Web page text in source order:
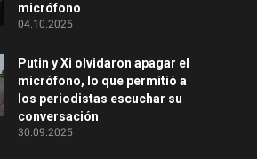
micrófono
04.10.2025
Putin y Xi olvidaron apagar el
micrófono, lo que permitió a
los periodistas escuchar su
conversación
30.09.2025